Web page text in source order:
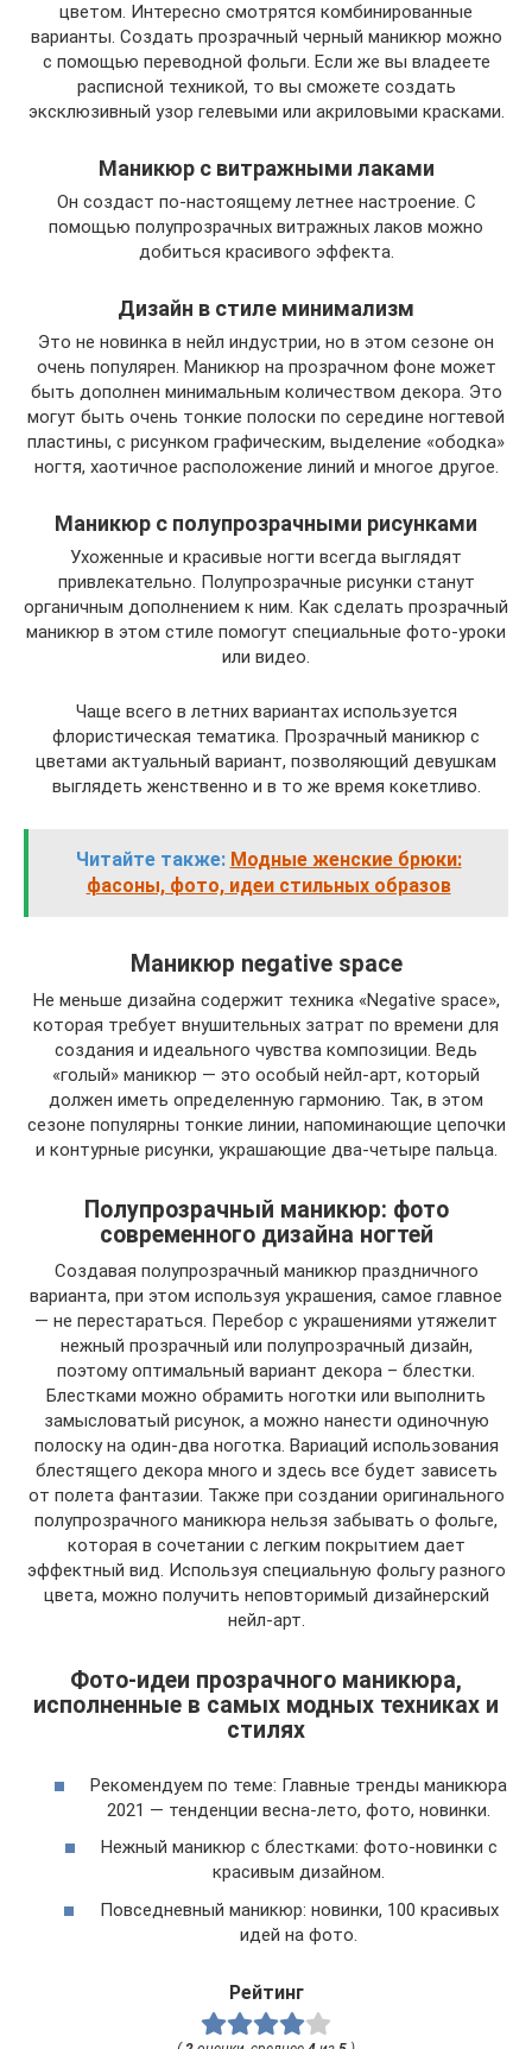
цветом. Интересно смотрятся комбинированные
варианты. Создать прозрачный черный маникюр можно
с помощью переводной фольги. Если же вы владеете
расписной техникой, то вы сможете создать
эксклюзивный узор гелевыми или акриловыми красками.
Маникюр с витражными лаками
Он создаст по-настоящему летнее настроение. С
помощью полупрозрачных витражных лаков можно
добиться красивого эффекта.
Дизайн в стиле минимализм
Это не новинка в нейл индустрии, но в этом сезоне он
очень популярен. Маникюр на прозрачном фоне может
быть дополнен минимальным количеством декора. Это
могут быть очень тонкие полоски по середине ногтевой
пластины, с рисунком графическим, выделение «ободка»
ногтя, хаотичное расположение линий и многое другое.
Маникюр с полупрозрачными рисунками
Ухоженные и красивые ногти всегда выглядят
привлекательно. Полупрозрачные рисунки станут
органичным дополнением к ним. Как сделать прозрачный
маникюр в этом стиле помогут специальные фото-уроки
или видео.
Чаще всего в летних вариантах используется
флористическая тематика. Прозрачный маникюр с
цветами актуальный вариант, позволяющий девушкам
выглядеть женственно и в то же время кокетливо.
Читайте также: Модные женские брюки:
фасоны, фото, идеи стильных образов
Маникюр negative space
Не меньше дизайна содержит техника «Negative space»,
которая требует внушительных затрат по времени для
создания и идеального чувства композиции. Ведь
«голый» маникюр — это особый нейл-арт, который
должен иметь определенную гармонию. Так, в этом
сезоне популярны тонкие линии, напоминающие цепочки
и контурные рисунки, украшающие два-четыре пальца.
Полупрозрачный маникюр: фото
современного дизайна ногтей
Создавая полупрозрачный маникюр праздничного
варианта, при этом используя украшения, самое главное
— не перестараться. Перебор с украшениями утяжелит
нежный прозрачный или полупрозрачный дизайн,
поэтому оптимальный вариант декора – блестки.
Блестками можно обрамить ноготки или выполнить
замысловатый рисунок, а можно нанести одиночную
полоску на один-два ноготка. Вариаций использования
блестящего декора много и здесь все будет зависеть
от полета фантазии. Также при создании оригинального
полупрозрачного маникюра нельзя забывать о фольге,
которая в сочетании с легким покрытием дает
эффектный вид. Используя специальную фольгу разного
цвета, можно получить неповторимый дизайнерский
нейл-арт.
Фото-идеи прозрачного маникюра,
исполненные в самых модных техниках и
стилях
Рекомендуем по теме: Главные тренды маникюра
2021 — тенденции весна-лето, фото, новинки.
Нежный маникюр с блестками: фото-новинки с
красивым дизайном.
Повседневный маникюр: новинки, 100 красивых
идей на фото.
Рейтинг